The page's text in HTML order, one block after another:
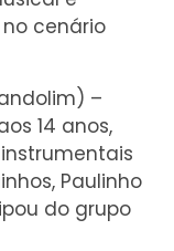
cenário
–
14 anos,
Paulinho
do grupo